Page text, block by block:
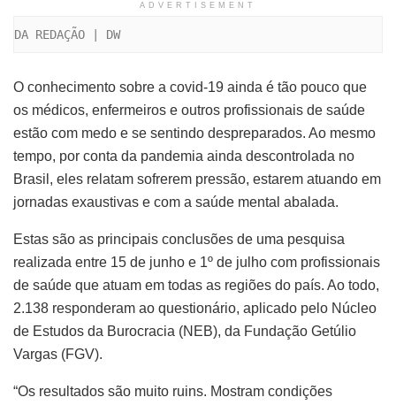
ADVERTISEMENT
DA REDAÇÃO | DW
O conhecimento sobre a covid-19 ainda é tão pouco que
os médicos, enfermeiros e outros profissionais de saúde
estão com medo e se sentindo despreparados. Ao mesmo
tempo, por conta da pandemia ainda descontrolada no
Brasil, eles relatam sofrerem pressão, estarem atuando em
jornadas exaustivas e com a saúde mental abalada.
Estas são as principais conclusões de uma pesquisa
realizada entre 15 de junho e 1º de julho com profissionais
de saúde que atuam em todas as regiões do país. Ao todo,
2.138 responderam ao questionário, aplicado pelo Núcleo
de Estudos da Burocracia (NEB), da Fundação Getúlio
Vargas (FGV).
“Os resultados são muito ruins. Mostram condições